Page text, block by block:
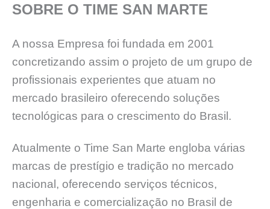
SOBRE O TIME SAN MARTE
A nossa Empresa foi fundada em 2001
concretizando assim o projeto de um grupo de
profissionais experientes que atuam no
mercado brasileiro oferecendo soluções
tecnológicas para o crescimento do Brasil.
Atualmente o Time San Marte engloba várias
marcas de prestígio e tradição no mercado
nacional, oferecendo serviços técnicos,
engenharia e comercialização no Brasil de